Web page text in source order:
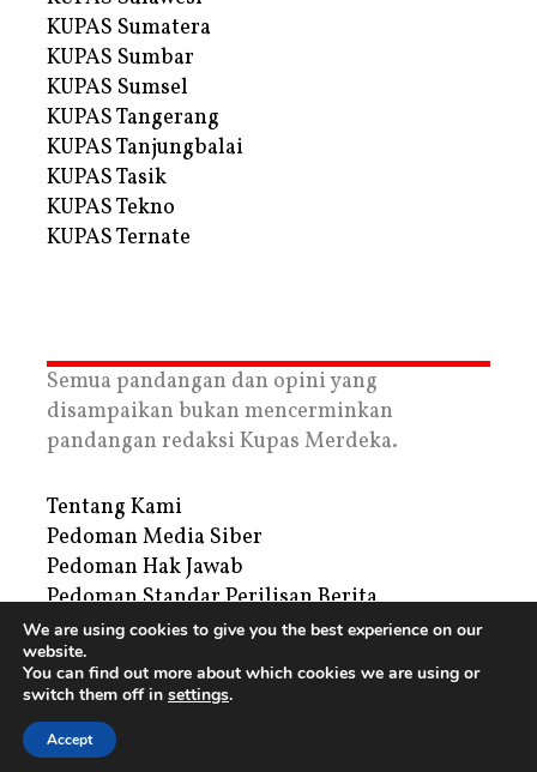
KUPAS Sumatera
KUPAS Sumbar
KUPAS Sumsel
KUPAS Tangerang
KUPAS Tanjungbalai
KUPAS Tasik
KUPAS Tekno
KUPAS Ternate
Semua pandangan dan opini yang
disampaikan bukan mencerminkan
pandangan redaksi Kupas Merdeka.
Tentang Kami
Pedoman Media Siber
Pedoman Hak Jawab
Pedoman Standar Perilisan Berita
Privacy Policy
Periklanan
Copyright © 2026 | PT. Tegar Kupas Mediatama
We are using cookies to give you the best experience on our
website.
You can find out more about which cookies we are using or
switch them off in settings.
Accept